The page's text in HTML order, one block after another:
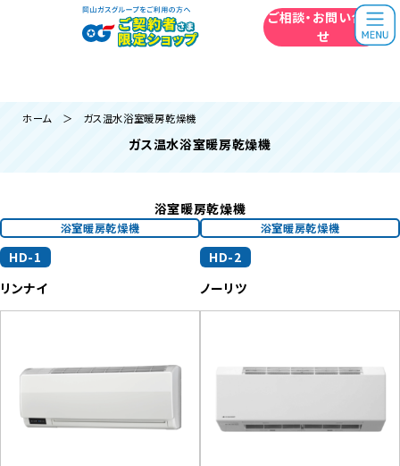
ご相談・お問い合わ
せ
うちにはどの機器がいい？
岡山ガスの相談員に相談してみよう！
無料相談はこちら
ホーム ＞ ガス温水浴室暖房乾燥機
ガス温水浴室暖房乾燥機
浴室暖房乾燥機
浴室暖房乾燥機
HD-1
リンナイ
浴室暖房乾燥機
HD-2
ノーリツ